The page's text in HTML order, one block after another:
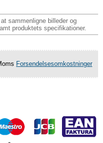
sammenligne billeder og
produktets specifikationer.
Forsendelsesomkostninger